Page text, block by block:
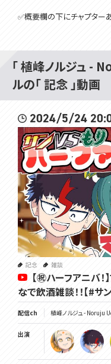
✅概要欄の下にチャプター
https://youtube.com/
00:00 開始
01:37 ｺﾝﾁｬ (声入り)からの
▼ 雑談 ▼
09:43 初配信～最近の配信
25:37 「この配信は１時間で
28:53 ウィッシュリスト雑談
31:20 ノルジュのスプラトゥ
35:20 ファン名はまだ、アン
37:45 スプラトゥーンのアプ
42:50 「近々ウィッチャー３や
44:02 長時間配信多いから
▼ モンハン姫プ企画につ
50:23 モンハン姫プのルー
↳ 51:44 狩りの字が違う！？
↳ 55:36 茂(仮)でかすぎん
↳ 1:12:15 丸腰の姫に装備
↳ 1:14:45 ノルジュの企画イ
▼ スパチャ読み ▼
「 植峰ノルジュ -
ルの「 記念 」動画
2024/5/24
記念 雑談
【㊗ハーフアニバ
なで飲酒雑談！！【#サ
配信ch 植峰ノルジュ - Noruju
出演